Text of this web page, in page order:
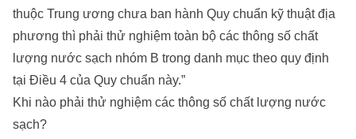
thuộc Trung ương chưa ban hành Quy chuẩn kỹ thuật địa
phương thì phải thử nghiệm toàn bộ các thông số chất
lượng nước sạch nhóm B trong danh mục theo quy định
tại Điều 4 của Quy chuẩn này.”
Khi nào phải thử nghiệm các thông số chất lượng nước
sạch?